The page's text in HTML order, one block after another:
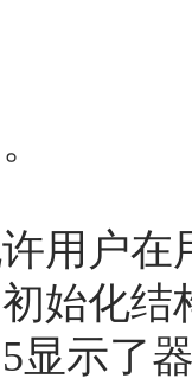
用户
始化
显示了